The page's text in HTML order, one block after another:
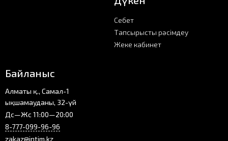
Себет
Тапсырысты рәсімдеу
Жеке кабинет
Байланыс
Алматы қ., Самал-1
ықшамауданы, 32-үй
Дс—Жс 11:00—20:00
8-777-099-96-96
zakaz@intim.kz